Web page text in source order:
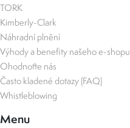
TORK
Kimberly-Clark
Náhradní plnění
Výhody a benefity našeho e-shopu
Ohodnoťte nás
Často kladené dotazy (FAQ)
Whistleblowing
Menu